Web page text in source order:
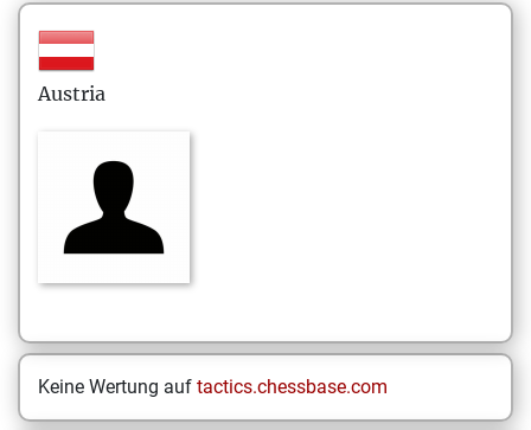
Austria
Keine Wertung auf tactics.chessbase.com